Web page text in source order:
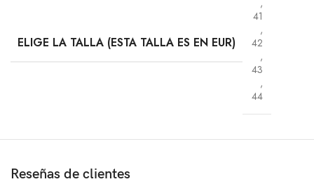
ELIGE LA TALLA (ESTA TALLA ES EN EUR)
41
,
42
,
43
,
44
Reseñas de clientes